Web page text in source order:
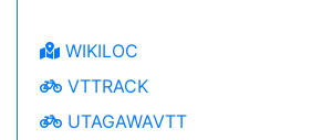
WIKILOC
VTTRACK
UTAGAWAVTT